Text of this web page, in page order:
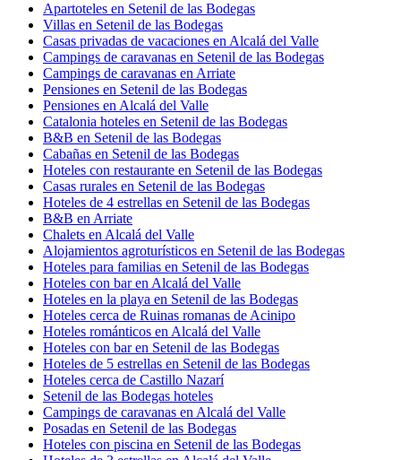
Alojamientos
Vuelos
Paquetes
Coches
Alquileres de vacaciones
Otros
Hoteles con piscina en Alcalá del Valle
Hoteles con restaurante en Alcalá del Valle
Inturjoven hoteles en Setenil de las Bodegas
Apartoteles en Alcalá del Valle
Apartoteles en Setenil de las Bodegas
Villas en Setenil de las Bodegas
Casas privadas de vacaciones en Alcalá del Valle
Campings de caravanas en Setenil de las Bodegas
Campings de caravanas en Arriate
Pensiones en Setenil de las Bodegas
Pensiones en Alcalá del Valle
Catalonia hoteles en Setenil de las Bodegas
B&B en Setenil de las Bodegas
Cabañas en Setenil de las Bodegas
Hoteles con restaurante en Setenil de las Bodegas
Casas rurales en Setenil de las Bodegas
Hoteles de 4 estrellas en Setenil de las Bodegas
B&B en Arriate
Chalets en Alcalá del Valle
Alojamientos agroturísticos en Setenil de las Bodegas
Hoteles para familias en Setenil de las Bodegas